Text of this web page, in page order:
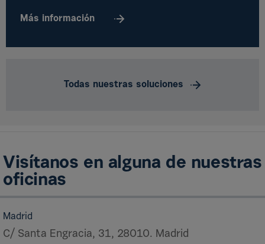
Más información
Todas nuestras soluciones
Visítanos en alguna de nuestras
oficinas
Madrid
C/ Santa Engracia, 31, 28010. Madrid